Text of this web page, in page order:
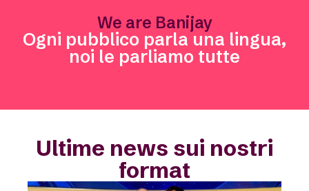
We are Banijay
Ogni pubblico parla una lingua,
noi le parliamo tutte
Ultime news sui nostri
format